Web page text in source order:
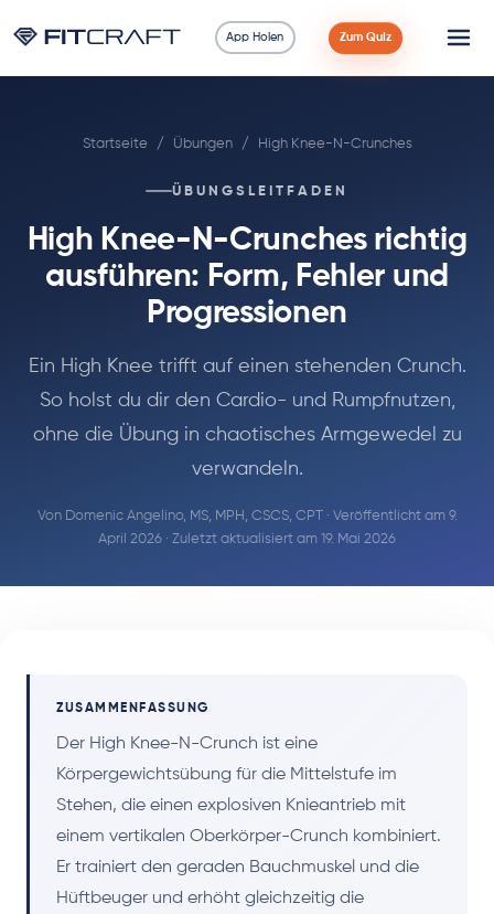
App Holen Zum Quiz
Ratgeber
90 Tage
Startseite / Übungen / High Knee-N-Crunches
ÜBUNGSLEITFADEN
High Knee-N-Crunches richtig
ausführen: Form, Fehler und
Progressionen
Ein High Knee trifft auf einen stehenden Crunch.
So holst du dir den Cardio- und Rumpfnutzen,
ohne die Übung in chaotisches Armgewedel zu
verwandeln.
Von Domenic Angelino, MS, MPH, CSCS, CPT· Veröffentlicht am 9.
April 2026 · Zuletzt aktualisiert am 19. Mai 2026
ZUSAMMENFASSUNG
Der High Knee-N-Crunch ist eine
Körpergewichtsübung für die Mittelstufe im
Stehen, die einen explosiven Knieantrieb mit
einem vertikalen Oberkörper-Crunch kombiniert.
Er trainiert den geraden Bauchmuskel und die
Hüftbeuger und erhöht gleichzeitig die